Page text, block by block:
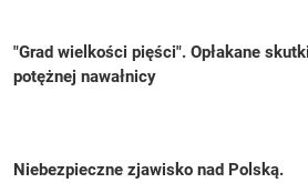
"Grad wielkości pięści". Opłakane skutki
potężnej nawałnicy
Niebezpieczne zjawisko nad Polską.